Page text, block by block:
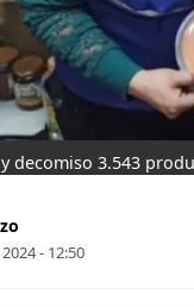
decomiso 3.543
- 12:50